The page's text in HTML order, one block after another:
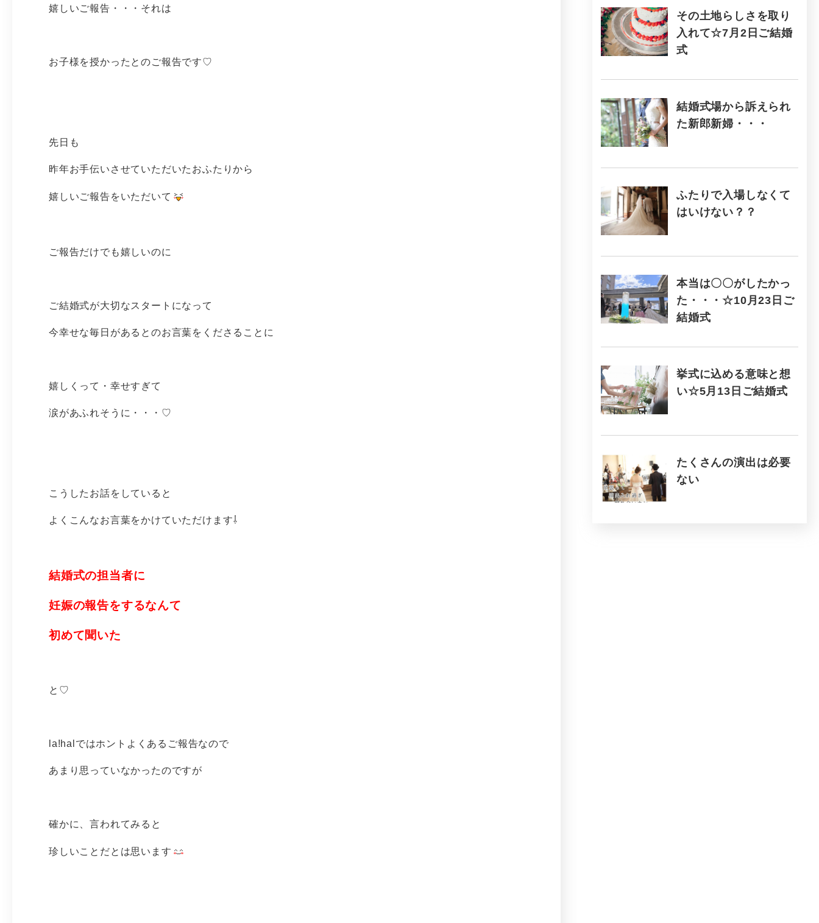
嬉しいご報告・・・それは
お子様を授かったとのご報告です♡
先日も
昨年お手伝いさせていただいたおふたりから
嬉しいご報告をいただいて
ご報告だけでも嬉しいのに
ご結婚式が大切なスタートになって
今幸せな毎日があるとのお言葉をくださることに
嬉しくって・幸せすぎて
涙があふれそうに・・・♡
こうしたお話をしていると
よくこんなお言葉をかけていただけます⇩
結婚式の担当者に
妊娠の報告をするなんて
初めて聞いた
と♡
la!halではホントよくあるご報告なので
あまり思っていなかったのですが
確かに、言われてみると
珍しいことだとは思います
その土地らしさを取り
入れて☆7月2日ご結婚
式
結婚式場から訴えられ
た新郎新婦・・・
ふたりで入場しなくて
はいけない？？
本当は〇〇がしたかっ
た・・・☆10月23日ご
結婚式
挙式に込める意味と想
い☆5月13日ご結婚式
たくさんの演出は必要
ない